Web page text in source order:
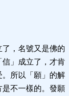
，名號又是佛的
」成立了，才肯
所以「願」的解
不一樣的。發願